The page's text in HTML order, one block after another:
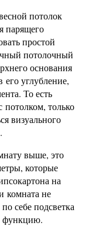
потолок
парящего
простой
потолочный
основания
углубление,
То есть
потолком, только
визуального
выше, это
которые
на
комната не
себе подсветка
функцию.